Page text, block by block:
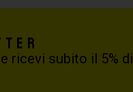
ricevi subito il 5% di